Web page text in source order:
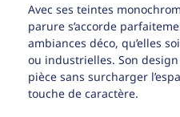
Avec ses teintes
parure s’accorde
ambiances déco, qu’elles
ou industrielles. Son
pièce sans surcharger
touche de caractère.